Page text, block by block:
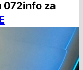
072info za